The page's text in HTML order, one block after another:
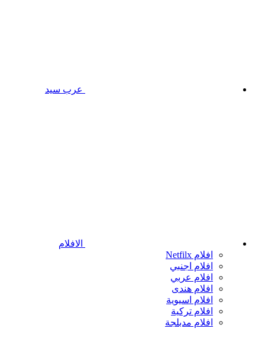
عرب سيد
الافلام
افلام Netfilx
افلام اجنبي
افلام عربي
افلام هندى
افلام اسيوية
افلام تركية
افلام مدبلجة